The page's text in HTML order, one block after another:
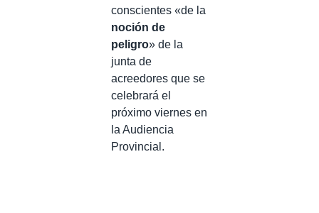
conscientes «de la
noción de
peligro» de la
junta de
acreedores que se
celebrará el
próximo viernes en
la Audiencia
Provincial.